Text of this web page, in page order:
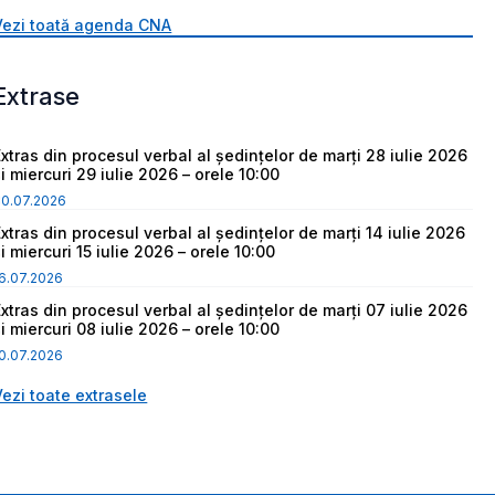
toată agenda CNA
din procesul verbal al ședințelor de marți 28 iulie 2026
miercuri 29 iulie 2026 – orele 10:00
din procesul verbal al ședințelor de marți 14 iulie 2026
miercuri 15 iulie 2026 – orele 10:00
din procesul verbal al ședințelor de marți 07 iulie 2026
miercuri 08 iulie 2026 – orele 10:00
toate extrasele